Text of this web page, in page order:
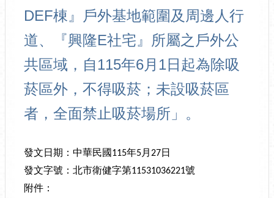
DEF棟』戶外基地範圍及周邊人行
道、『興隆E社宅』所屬之戶外公
共區域，自115年6月1日起為除吸
菸區外，不得吸菸；未設吸菸區
者，全面禁止吸菸場所」。
發文日期：中華民國115年5月 27日
發文字號：北市衛健字第11531036221號
附件：